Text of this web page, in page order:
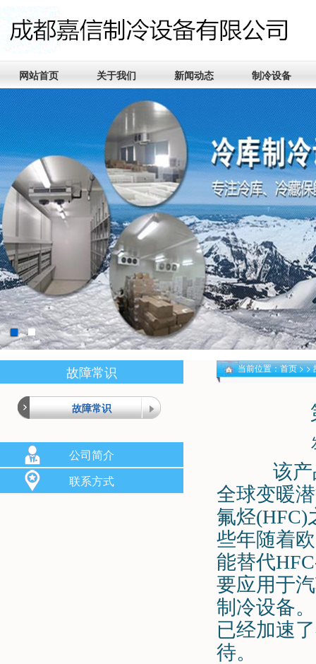
网站首页 关于我们 新闻动态 制冷设备
故障常识
故障常识
公司简介
联系方式
当前位置：首页> >
该
全球变暖
氟烃
些年随着
能替代
要应用于
制冷设备
已经加速
待。